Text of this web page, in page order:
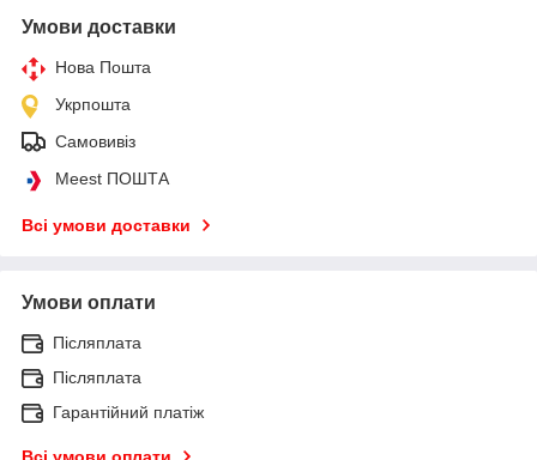
Умови доставки
Нова Пошта
Укрпошта
Самовивіз
Meest ПОШТА
Всі умови доставки
Умови оплати
Післяплата
Післяплата
Гарантійний платіж
Всі умови оплати